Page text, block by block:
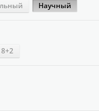
Научный
8+2